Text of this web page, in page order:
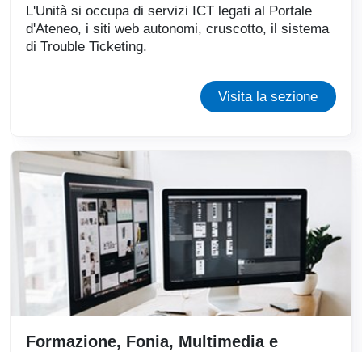
L'Unità si occupa di servizi ICT legati al Portale
d'Ateneo, i siti web autonomi, cruscotto, il sistema
di Trouble Ticketing.
Visita la sezione
Formazione, Fonia, Multimedia e